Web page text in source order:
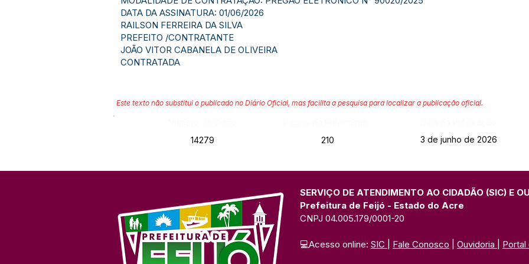
DATA DA ASSINATURA: 01/06/2026
RAILSON FERREIRA DA SILVA
PREFEITO /CONTRATANTE
JOÃO VITOR CABANELA DE OLIVEIRA
CONTRATADA
Este texto não substitui o publicado no Diário Oficial, mas facilita a pesquisa para localizar a publicação oficial.
14279
210 3 de junho de 2026
SERVIÇO DE ATENDIMENTO AO CIDADÃO (SIC) E
Prefeitura de Feijó - Estado do Acre
CNPJ 04.005.179/0001-20
💻Acesso online: SIC Fale Conosco Ouvidoria Portal